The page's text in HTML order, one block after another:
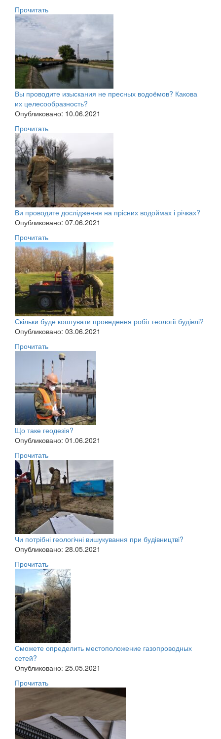
Прочитать
Вы проводите изыскания не пресных водоёмов? Какова
их целесообразность?
Опубликовано: 10.06.2021
Прочитать
Ви проводите дослідження на прісних водоймах і річках?
Опубликовано: 07.06.2021
Прочитать
Скільки буде коштувати проведення робіт геології будівлі?
Опубликовано: 03.06.2021
Прочитать
Що таке геодезія?
Опубликовано: 01.06.2021
Прочитать
Чи потрібні геологічні вишукування при будівництві?
Опубликовано: 28.05.2021
Прочитать
Сможете определить местоположение газопроводных
сетей?
Опубликовано: 25.05.2021
Прочитать